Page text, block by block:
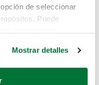
de seleccionar
Puede
Mostrar detalles
que estás
enlaces: